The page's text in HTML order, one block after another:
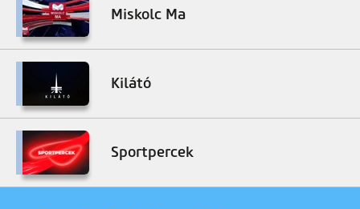
Miskolc Ma
Kilátó
Sportpercek